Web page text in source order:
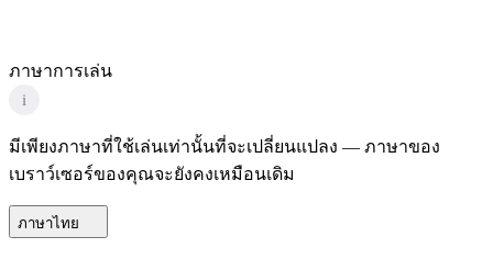
ภาษาการเล่น
i
มีเพียงภาษาที่ใช้เล่นเท่านั้นที่จะเปลี่ยนแปลง — ภาษาของ
เบราว์เซอร์ของคุณจะยังคงเหมือนเดิม
ภาษาไทย